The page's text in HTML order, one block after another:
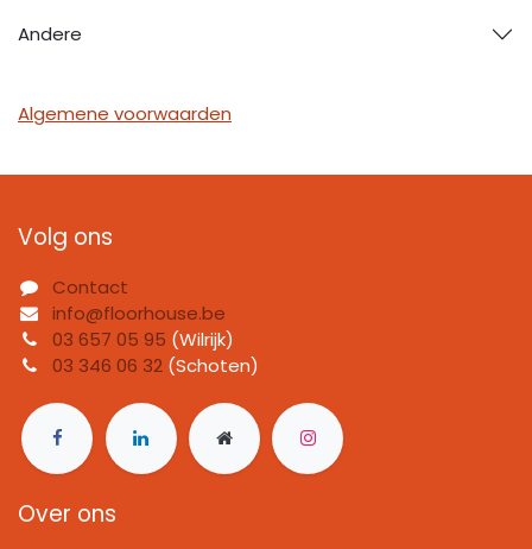
Andere
Algemene voorwaarden
Volg ons
Contact
info@floorhouse.be
03 657 05 95 (Wilrijk)
03 346 06 32 (Schoten)
Over ons